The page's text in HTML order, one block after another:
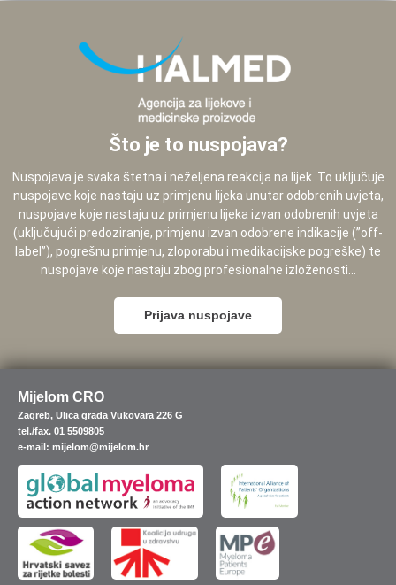
Što je to nuspojava?
Nuspojava je svaka štetna i neželjena reakcija na lijek. To uključuje
nuspojave koje nastaju uz primjenu lijeka unutar odobrenih uvjeta,
nuspojave koje nastaju uz primjenu lijeka izvan odobrenih uvjeta
(uključujući predoziranje, primjenu izvan odobrene indikacije (”off-
label”), pogrešnu primjenu, zloporabu i medikacijske pogreške) te
nuspojave koje nastaju zbog profesionalne izloženosti...
Prijava nuspojave
Mijelom CRO
Zagreb, Ulica grada Vukovara 226 G
tel./fax. 01 5509805
e-mail: mijelom@mijelom.hr